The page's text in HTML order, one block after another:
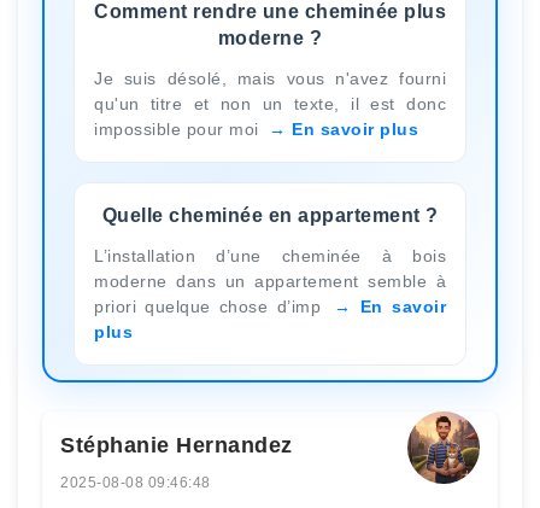
Comment rendre une cheminée plus
moderne ?
Je suis désolé, mais vous n'avez fourni
qu'un titre et non un texte, il est donc
impossible pour moi
En savoir plus
Quelle cheminée en appartement ?
L’installation d’une cheminée à bois
moderne dans un appartement semble à
priori quelque chose d’imp
En savoir
plus
Stéphanie Hernandez
2025-08-08 09:46:48